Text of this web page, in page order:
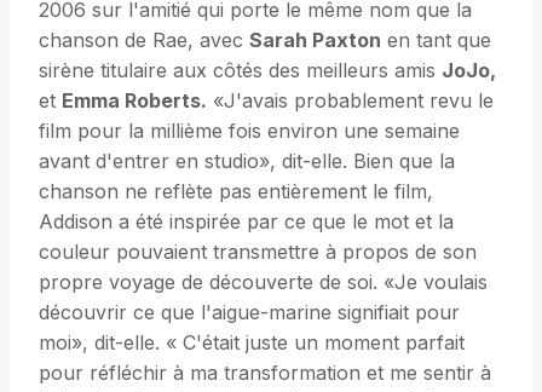
2006 sur l'amitié qui porte le même nom que la
chanson de Rae, avec Sarah Paxton en tant que
sirène titulaire aux côtés des meilleurs amis JoJo,
et Emma Roberts. «J'avais probablement revu le
film pour la millième fois environ une semaine
avant d'entrer en studio», dit-elle. Bien que la
chanson ne reflète pas entièrement le film,
Addison a été inspirée par ce que le mot et la
couleur pouvaient transmettre à propos de son
propre voyage de découverte de soi. «Je voulais
découvrir ce que l'aigue-marine signifiait pour
moi», dit-elle. « C'était juste un moment parfait
pour réfléchir à ma transformation et me sentir à